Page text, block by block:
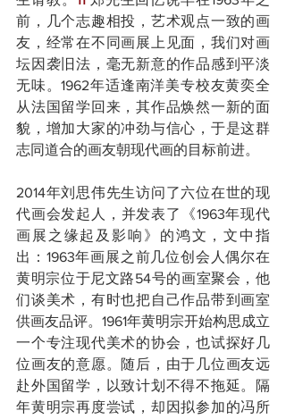
前，几个志趣相投，艺术观点一致的画
友，经常在不同画展上见面，我们对画
坛因袭旧法，毫无新意的作品感到平淡
无味。1962年适逢南洋美专校友黄奕全
从法国留学回来，其作品焕然一新的面
貌，增加大家的冲劲与信心，于是这群
志同道合的画友朝现代画的目标前进。
2014年刘思伟先生访问了六位在世的现
代画会发起人，并发表了《1963年现代
画展之缘起及影响》的鸿文，文中指
出：1963年画展之前几位创会人偶尔在
黄明宗位于尼文路54号的画室聚会，他
们谈美术，有时也把自己作品带到画室
供画友品评。1961年黄明宗开始构思成立
一个专注现代美术的协会，也试探好几
位画友的意愿。随后，由于几位画友远
赴外国留学，以致计划不得不拖延。隔
年黄明宗再度尝试，却因拟参加的冯所